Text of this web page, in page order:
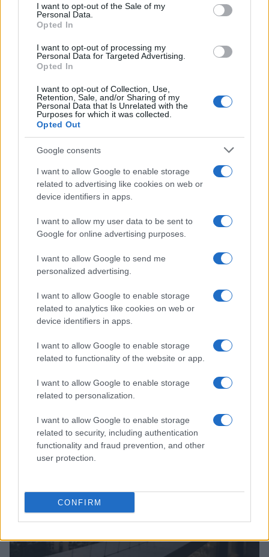
consent section.
I want to opt-out of the Sale of my
Personal Data.
Opted In
I want to opt-out of processing my
Personal Data for Targeted Advertising.
Opted In
I want to opt-out of Collection, Use,
Retention, Sale, and/or Sharing of my
Personal Data that Is Unrelated with the
Purposes for which it was collected.
Opted Out
Google consents
I want to allow Google to enable storage
related to advertising like cookies on web or
device identifiers in apps.
I want to allow my user data to be sent to
Google for online advertising purposes.
I want to allow Google to send me
personalized advertising.
I want to allow Google to enable storage
related to analytics like cookies on web or
device identifiers in apps.
I want to allow Google to enable storage
related to functionality of the website or app.
I want to allow Google to enable storage
related to personalization.
I want to allow Google to enable storage
related to security, including authentication
functionality and fraud prevention, and other
user protection.
CONFIRM
competidores.
AUTOR
Sigue leyendo
OTROS ANIMALES